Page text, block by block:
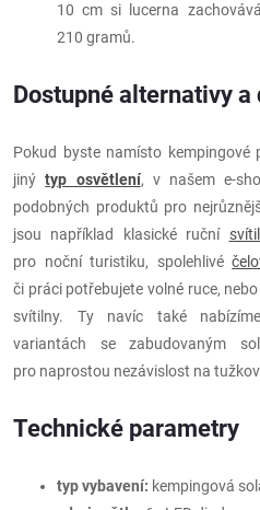
10 cm si lucerna
210 gramů.
Dostupné alternativy a
Pokud byste namísto kempingové
jinýtyp osvětlení, v našem e-
podobných produktů pro
jsou například klasické ruční
pro noční turistiku, spolehlivé
či práci potřebujete volné ruce,
svítilny. Ty navíc také
variantách se zabudovaným
pro naprostou nezávislost na
Technické parametry
typ vybavení: kempingová